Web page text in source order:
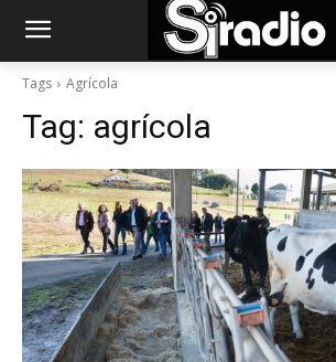
Tags Agrícola
Tag: agrícola